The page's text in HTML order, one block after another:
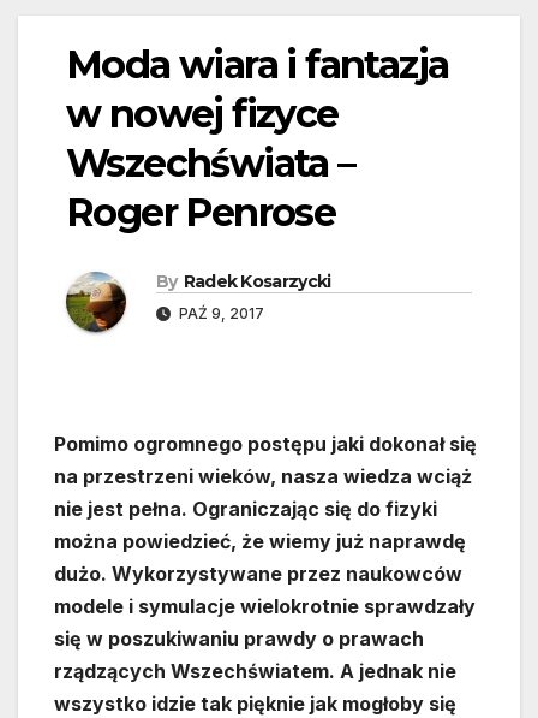
Moda wiara i fantazja
w nowej fizyce
Wszechświata –
Roger Penrose
By Radek Kosarzycki
PAŹ 9, 2017
Pomimo ogromnego postępu jaki dokonał się
na przestrzeni wieków, nasza wiedza wciąż
nie jest pełna. Ograniczając się do fizyki
można powiedzieć, że wiemy już naprawdę
dużo. Wykorzystywane przez naukowców
modele i symulacje wielokrotnie sprawdzały
się w poszukiwaniu prawdy o prawach
rządzących Wszechświatem. A jednak nie
wszystko idzie tak pięknie jak mogłoby się